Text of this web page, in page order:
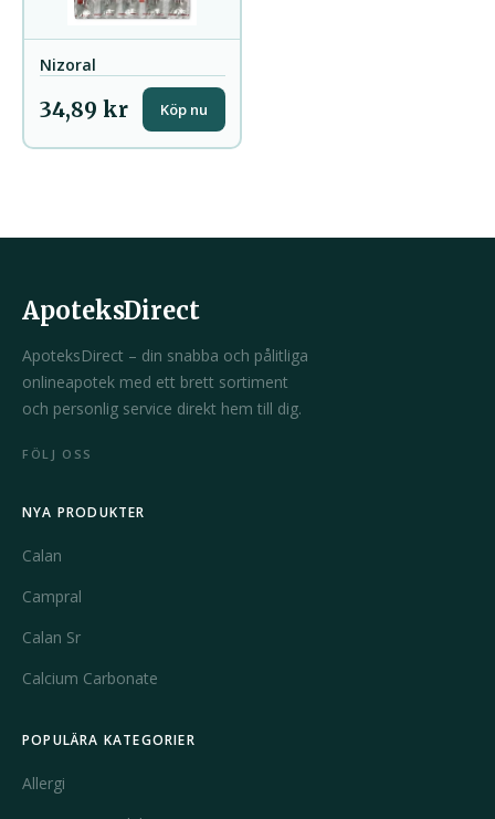
Nizoral
34,89 kr Köp nu
ApoteksDirect
ApoteksDirect – din snabba och pålitliga
onlineapotek med ett brett sortiment
och personlig service direkt hem till dig.
FÖLJ OSS
NYA PRODUKTER
Calan
Campral
Calan Sr
Calcium Carbonate
POPULÄRA KATEGORIER
Allergi